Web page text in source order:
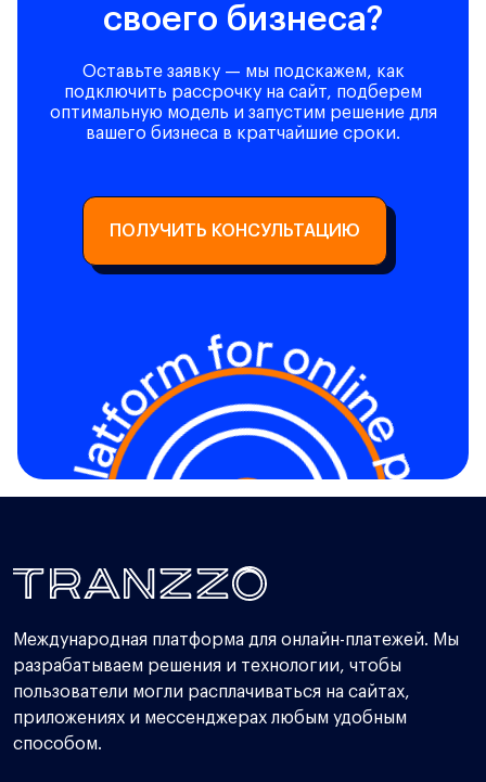
своего бизнеса?
Оставьте заявку — мы подскажем, как
подключить рассрочку на сайт, подберем
оптимальную модель и запустим решение для
вашего бизнеса в кратчайшие сроки.
ПОЛУЧИТЬ КОНСУЛЬТАЦИЮ
Международная платформа для онлайн-платежей. Мы
разрабатываем решения и технологии, чтобы
пользователи могли расплачиваться на сайтах,
приложениях и мессенджерах любым удобным
способом.